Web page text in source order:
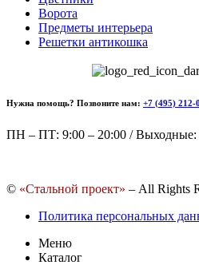
Ворота
Предметы интерьера
Решетки антикошка
Нужна помощь? Позвоните нам: +7 (495) 212-
ПН – ПТ: 9:00 – 20:00 / Выходные:
© «Стальной проект» – All Rights
Политика персональных
Меню
Каталог